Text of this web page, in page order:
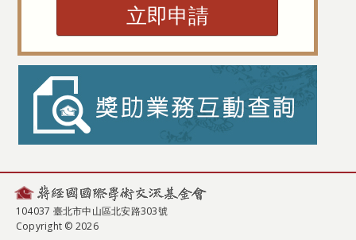
立即申請
104037 臺北市中山區北安路303號
Copyright © 2026